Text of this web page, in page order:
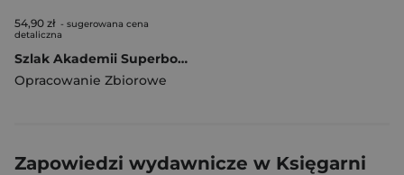
54,90 zł - sugerowana cena
detaliczna
Szlak Akademii Superbohaterów. Popularnonaukowy przewodnik po Polsce
Opracowanie Zbiorowe
Zapowiedzi wydawnicze w Księgarni